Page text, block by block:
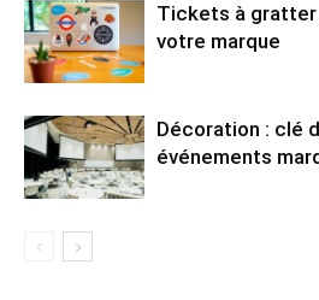
Tickets à gratter
votre marque
Décoration : clé
événements